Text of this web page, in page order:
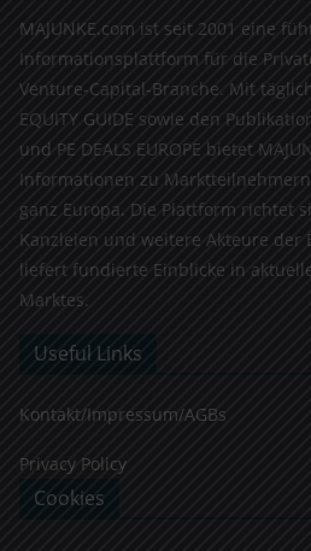
MAJUNKE.com ist seit 2001 eine
Informationsplattform für die
Venture-Capital-Branche. Mit
EQUITY GUIDE sowie den
und PE DEALS EUROPE bietet
Informationen zu
ganz Europa. Die Plattform richtet
Kanzleien und weitere Akteure der
liefert fundierte Einblicke in
Marktes.
Useful Links
Kontakt/Impressum/AGBs
Privacy Policy
Cookies